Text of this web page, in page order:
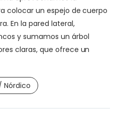
colocar un espejo de cuerpo
En la pared lateral,
y sumamos un árbol
claras, que ofrece un
Nórdico